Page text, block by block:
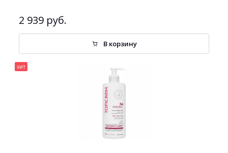
2 939 руб.
В корзину
хит